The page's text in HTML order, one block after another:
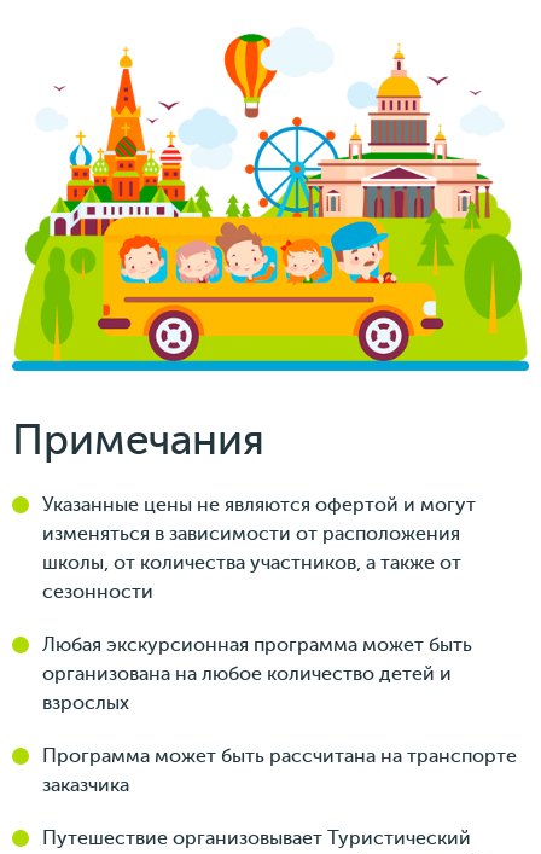
Примечания
Указанные цены не являются офертой и могут
изменяться в зависимости от расположения
школы, от количества участников, а также от
сезонности
Любая экскурсионная программа может быть
организована на любое количество детей и
взрослых
Программа может быть рассчитана на транспорте
заказчика
Путешествие организовывает Туристический